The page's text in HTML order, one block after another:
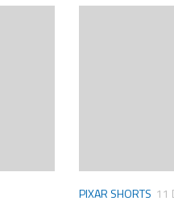
PIXAR SHORTS 11